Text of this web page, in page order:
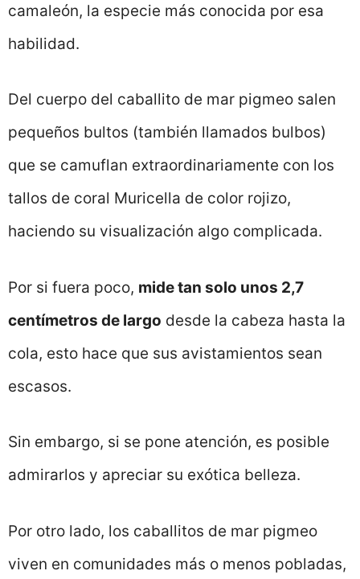
camaleón, la especie más conocida por esa
habilidad.
Del cuerpo del caballito de mar pigmeo salen
pequeños bultos (también llamados bulbos)
que se camuflan extraordinariamente con los
tallos de coral Muricella de color rojizo,
haciendo su visualización algo complicada.
Por si fuera poco, mide tan solo unos 2,7
centímetros de largo desde la cabeza hasta la
cola, esto hace que sus avistamientos sean
escasos.
Sin embargo, si se pone atención, es posible
admirarlos y apreciar su exótica belleza.
Por otro lado, los caballitos de mar pigmeo
viven en comunidades más o menos pobladas,